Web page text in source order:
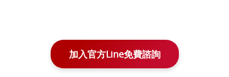
加入官方Line免費諮詢